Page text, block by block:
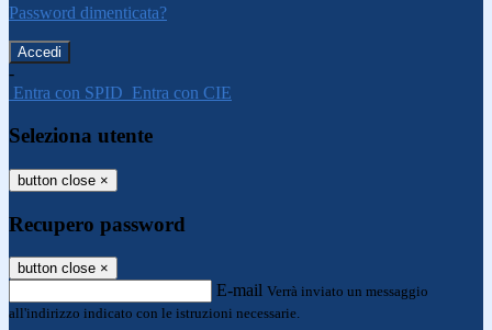
Password dimenticata?
-
Entra con SPID Entra con CIE
Seleziona utente
button close ×
Recupero password
button close ×
E-mail Verrà inviato un messaggio
all'indirizzo indicato con le istruzioni necessarie.